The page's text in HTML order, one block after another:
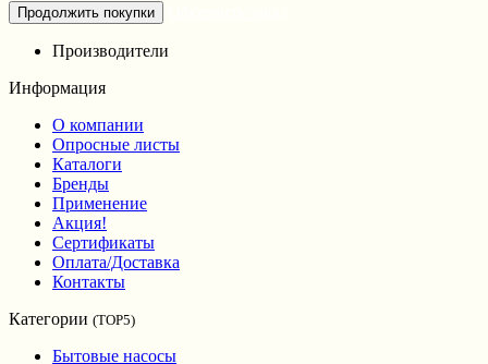
Продолжить покупки
Производители
Информация
О компании
Опросные листы
Каталоги
Бренды
Применение
Акция!
Сертификаты
Оплата/Доставка
Контакты
Категории (TOP5)
Бытовые насосы